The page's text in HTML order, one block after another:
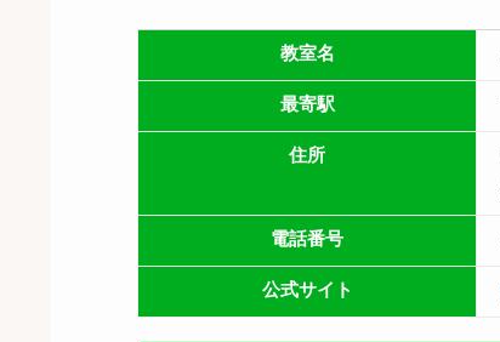
教室名
最寄駅
住所
電話番号
公式サイト